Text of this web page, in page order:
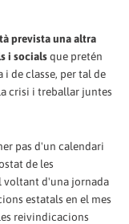
prevista una altra
i socialsque pretén
de classe, per tal de
crisi i treballar juntes
pas d'un calendari
de les
voltant d'una jornada
estatals en el mes
reivindicacions